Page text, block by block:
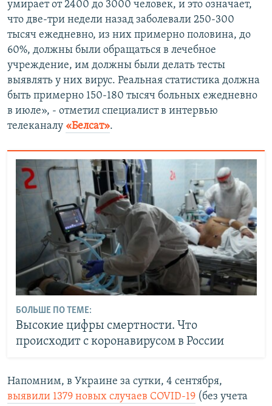
умирает от 2400 до 3000 человек, и это означает,
что две-три недели назад заболевали 250-300
тысяч ежедневно, из них примерно половина, до
60%, должны были обращаться в лечебное
учреждение, им должны были делать тесты
выявлять у них вирус. Реальная статистика должна
быть примерно 150-180 тысяч больных ежедневно
в июле», - отметил специалист в интервью
телеканалу «Белсат».
БОЛЬШЕ ПО ТЕМЕ:
Высокие цифры смертности. Что
происходит с коронавирусом в России
Напомним, в Украине за сутки, 4 сентября,
выявили 1379 новых случаев COVID-19 (без учета